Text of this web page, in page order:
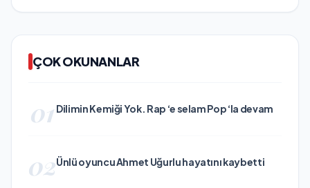
ÇOK OKUNANLAR
01 Dilimin Kemiği Yok. Rap ‘e selam Pop ‘la devam
02Ünlü oyuncu Ahmet Uğurlu hayatını kaybetti